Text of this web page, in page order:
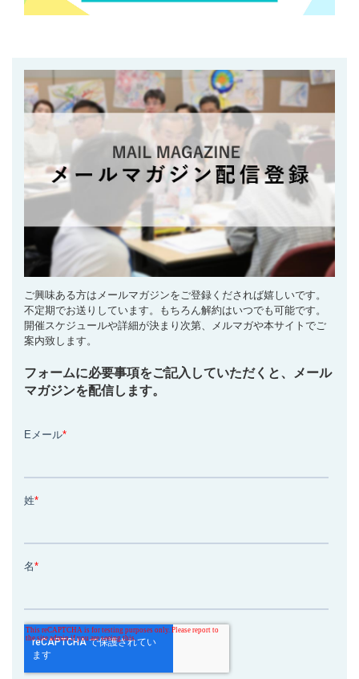
ご興味ある方はメールマガジンをご登録くだされば嬉しいです。
不定期でお送りしています。もちろん解約はいつでも可能です。
開催スケジュールや詳細が決まり次第、メルマガや本サイトでご
案内致します。
フォームに必要事項をご記入していただくと、メール
マガジンを配信します。